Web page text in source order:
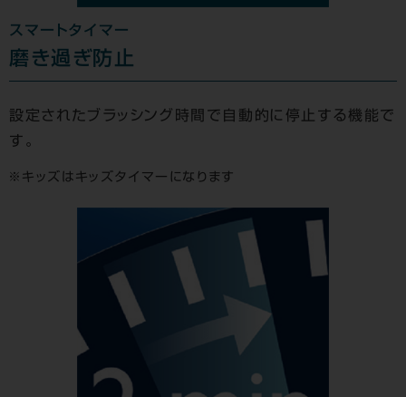
スマートタイマー
磨き過ぎ防止
設定されたブラッシング時間で自動的に停止する機能で
す。
キッズはキッズタイマーになります